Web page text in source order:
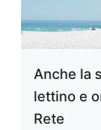
Anche la
lettino e
Rete